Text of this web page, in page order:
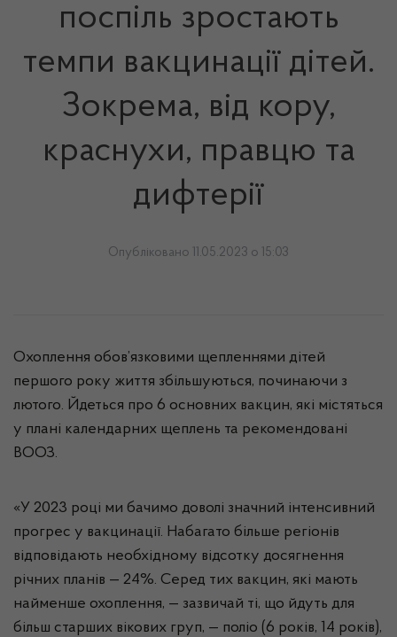
поспіль зростають
темпи вакцинації дітей.
Зокрема, від кору,
краснухи, правцю та
дифтерії
Опубліковано 11.05.2023 о 15:03
Охоплення обов’язковими щепленнями дітей
першого року життя збільшуються, починаючи з
лютого. Йдеться про 6 основних вакцин, які містяться
у плані календарних щеплень та рекомендовані
ВООЗ.
«У 2023 році ми бачимо доволі значний інтенсивний
прогрес у вакцинації. Набагато більше регіонів
відповідають необхідному відсотку досягнення
річних планів — 24%. Серед тих вакцин, які мають
найменше охоплення, — зазвичай ті, що йдуть для
більш старших вікових груп, — поліо (6 років, 14 років),